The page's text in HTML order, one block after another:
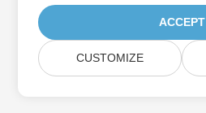
ACCEPT
CUSTOMIZE